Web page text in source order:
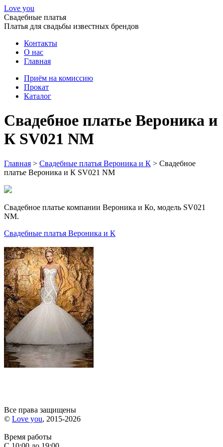
Love you
Свадебные платья
Платья для свадьбы известных брендов
Контакты
О нас
Главная
Приём на комиссию
Прокат
Каталог
Свадебное платье Вероника и
К SV021 NM
Главная > Свадебные платья Вероника и К > Свадебное
платье Вероника и К SV021 NM
Свадебное платье компании Вероника и Ко, модель SV021
NM.
Свадебные платья Вероника и К
Все права защищены
© Love you, 2015-2026
Время работы